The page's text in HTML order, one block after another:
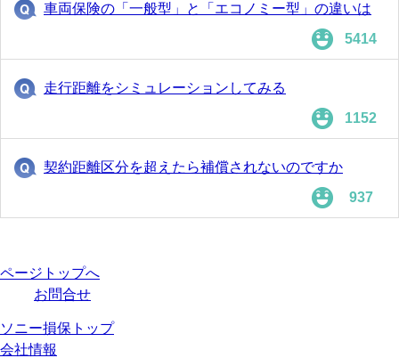
車両保険の「一般型」と「エコノミー型」の違いは
5414
走行距離をシミュレーションしてみる
1152
契約距離区分を超えたら補償されないのですか
937
ページトップへ
お問合せ
ソニー損保トップ
会社情報